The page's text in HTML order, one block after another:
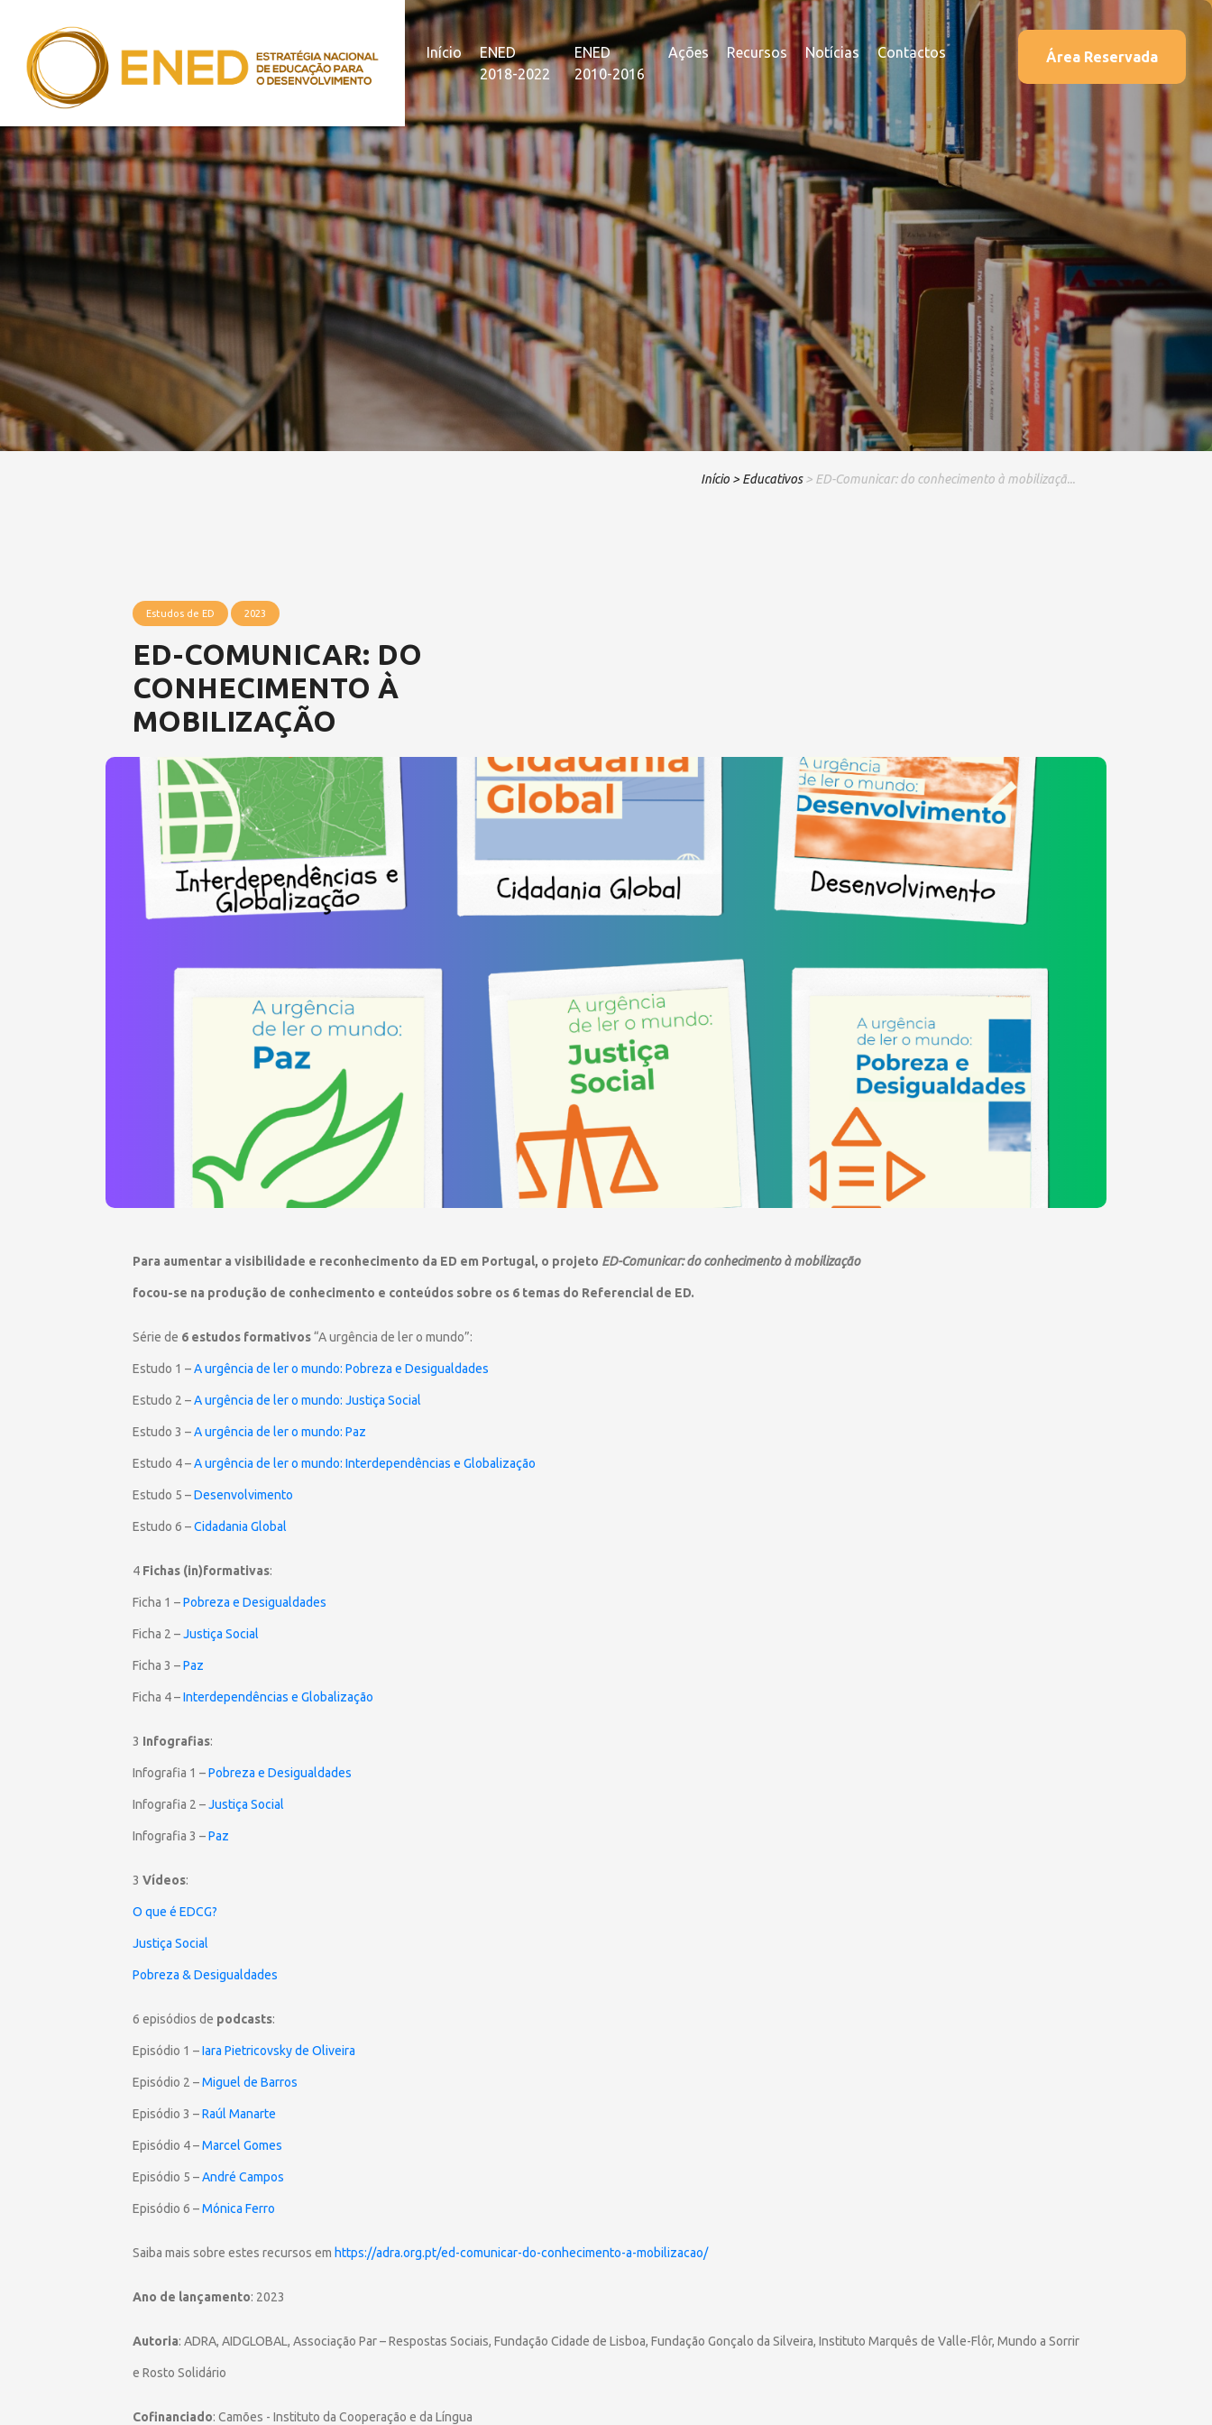
Início
ENED
2018-2022
ENED
2010-2016
Ações Recursos Notícias Contactos Área Reservada
Início > Educativos > ED-Comunicar: do conhecimento à mobilizaçã...
Estudos de ED 2023
ED-COMUNICAR: DO
CONHECIMENTO À
MOBILIZAÇÃO
Para aumentar a visibilidade e reconhecimento da ED em Portugal, o projeto ED-Comunicar: do conhecimento à mobilização
focou-se na produção de conhecimento e conteúdos sobre os 6 temas do Referencial de ED.
Série de 6 estudos formativos“A urgência de ler o mundo”:
Estudo 1 –A urgência de ler o mundo: Pobreza e Desigualdades
Estudo 2 –A urgência de ler o mundo: Justiça Social
Estudo 3 –A urgência de ler o mundo: Paz
Estudo 4 –A urgência de ler o mundo: Interdependências e Globalização
Estudo 5 –Desenvolvimento
Estudo 6 –Cidadania Global
4 Fichas (in)formativas:
Ficha 1 –Pobreza e Desigualdades
Ficha 2 –Justiça Social
Ficha 3 –Paz
Ficha 4 –Interdependências e Globalização
3 Infografias:
Infografia 1 –Pobreza e Desigualdades
Infografia 2 –Justiça Social
Infografia 3 –Paz
3 Vídeos:
O que é EDCG?
Justiça Social
Pobreza & Desigualdades
6 episódios de podcasts:
Episódio 1 –Iara Pietricovsky de Oliveira
Episódio 2 –Miguel de Barros
Episódio 3 –Raúl Manarte
Episódio 4 –Marcel Gomes
Episódio 5 –André Campos
Episódio 6 –Mónica Ferro
Saiba mais sobre estes recursos em https://adra.org.pt/ed-comunicar-do-conhecimento-a-mobilizacao/
Ano de lançamento: 2023
Autoria: ADRA, AIDGLOBAL, Associação Par – Respostas Sociais, Fundação Cidade de Lisboa, Fundação Gonçalo da Silveira, Instituto Marquês de Valle-Flôr, Mundo a Sorrir
e Rosto Solidário
Cofinanciado: Camões - Instituto da Cooperação e da Língua